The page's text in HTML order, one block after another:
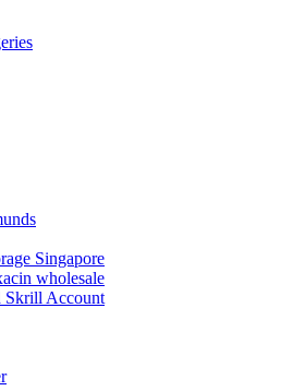
Singapore
wholesale
Skrill Account